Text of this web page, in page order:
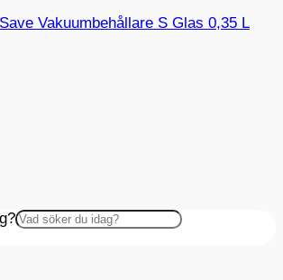
Vakuumbehållare S Glas 0,35 L